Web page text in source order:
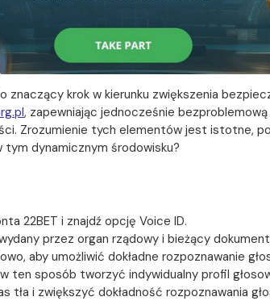
znaczący krok w kierunku zwiększenia
, zapewniając jednocześnie
Zrozumienie tych elementów jest istotne,
dynamicznym środowisku?
22BET i znajdź opcję Voice ID.
przez organ rządowy i bieżący
aby umożliwić dokładne rozpoznawanie
ten sposób tworzyć indywidualny profil
tła i zwiększyć dokładność rozpoznawania